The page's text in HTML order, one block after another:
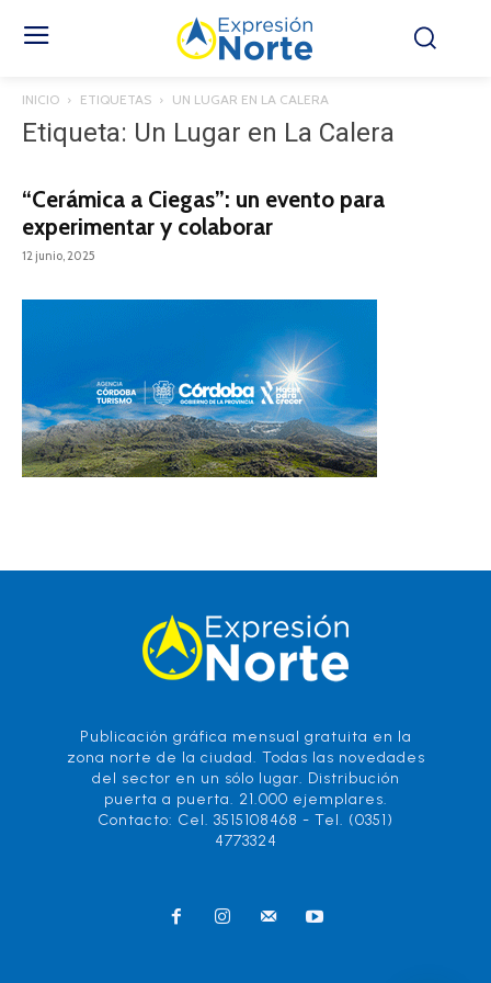
INICIO ETIQUETAS UN LUGAR EN LA CALERA
Etiqueta: Un Lugar en La Calera
“Cerámica a Ciegas”: un evento para
experimentar y colaborar
12 junio, 2025
Publicación gráfica mensual gratuita en la
zona norte de la ciudad. Todas las novedades
del sector en un sólo lugar. Distribución
puerta a puerta. 21.000 ejemplares.
Contacto: Cel. 3515108468 - Tel. (0351)
4773324